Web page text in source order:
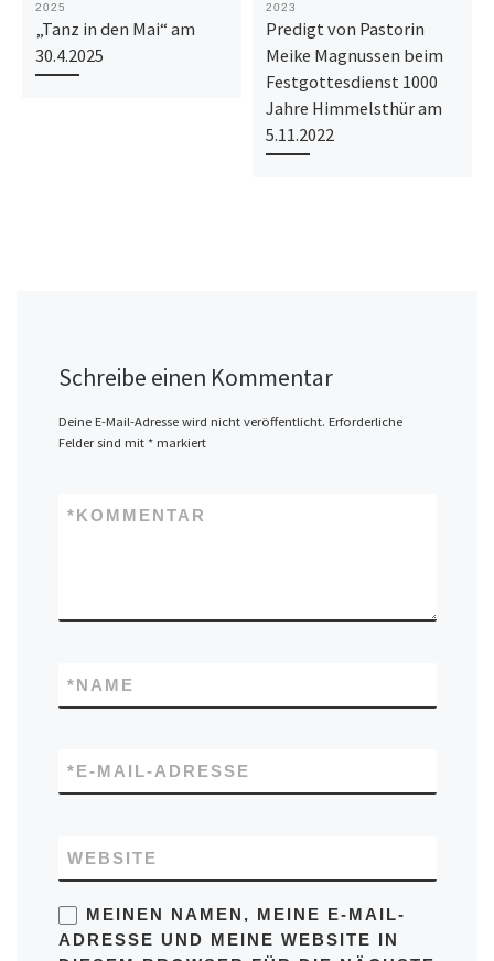
2025
„Tanz in den Mai“ am
30.4.2025
2023
Predigt von Pastorin
Meike Magnussen beim
Festgottesdienst 1000
Jahre Himmelsthür am
5.11.2022
Schreibe einen Kommentar
Deine E-Mail-Adresse wird nicht veröffentlicht. Erforderliche
Felder sind mit *markiert
KOMMENTAR
*
NAME
*
E-MAIL-ADRESSE
*
WEBSITE
MEINEN NAMEN, MEINE E-MAIL-
ADRESSE UND MEINE WEBSITE IN